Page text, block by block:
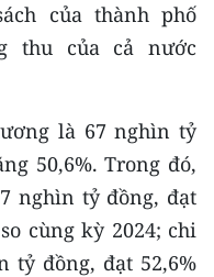
của thành phố
thu của cả nước
là 67 nghìn tỷ
50,6%. Trong đó,
nghìn tỷ đồng, đạt
cùng kỳ 2024; chi
tỷ đồng, đạt 52,6%